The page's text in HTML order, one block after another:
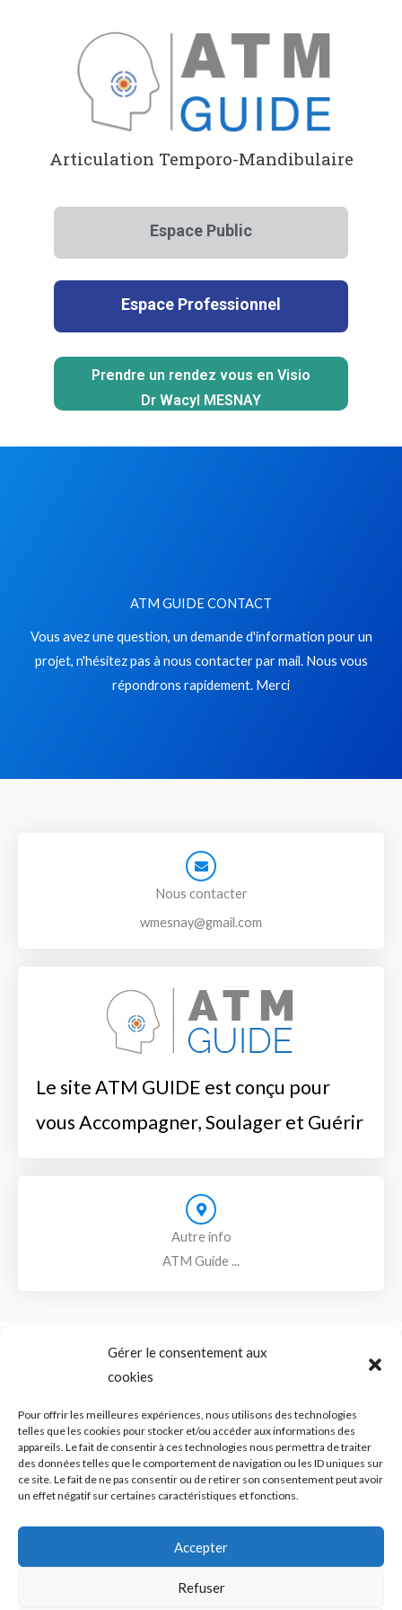
Gérer le consentement aux
cookies
Pour offrir les meilleures expériences, nous utilisons des technologies
telles que les cookies pour stocker et/ou accéder aux informations des
appareils. Le fait de consentir à ces technologies nous permettra de traiter
des données telles que le comportement de navigation ou les ID uniques sur
ce site. Le fait de ne pas consentir ou de retirer son consentement peut avoir
un effet négatif sur certaines caractéristiques et fonctions.
Accepter
Refuser
Articulation Temporo-Mandibulaire
Espace Public
Espace Professionnel
Prendre un rendez vous en Visio
Dr Wacyl MESNAY
ATM GUIDE CONTACT
Vous avez une question, un demande d'information pour un
projet, n'hésitez pas à nous contacter par mail. Nous vous
répondrons rapidement. Merci
Nous contacter
wmesnay@gmail.com
Le site ATM GUIDE est conçu pour
vous Accompagner, Soulager et Guérir
Autre info
ATM Guide ...
SADAM (Syndrome Algo-Dysfonctionnel de l’Appareil
l’articulation temporo-mandibulaire) – Troubles temporo-
mandibulaires. Douleurs de l’ATM – Blocage de la mâchoire –
Bruits – Articulation de la mâchoire. Douleur mâchoire
Copyright © 2026 shortcodeATM Guide Douleurs et/ou blocages
de la mâchoire -
Politique de confidentialité